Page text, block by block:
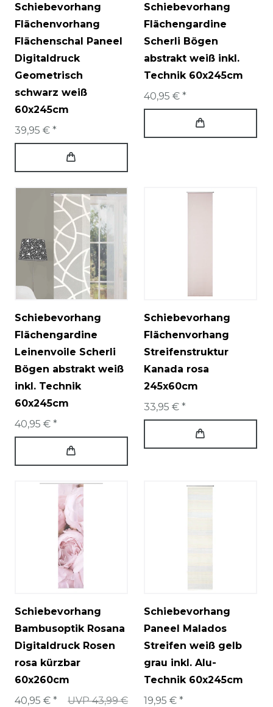
Schiebevorhang
Flächenvorhang
Flächenschal Paneel
Digitaldruck
Geometrisch
schwarz weiß
60x245cm
39,95 € *
Schiebevorhang
Flächengardine
Scherli Bögen
abstrakt weiß inkl.
Technik 60x245cm
40,95 € *
Schiebevorhang
Flächengardine
Leinenvoile Scherli
Bögen abstrakt weiß
inkl. Technik
60x245cm
40,95 € *
Schiebevorhang
Flächenvorhang
Streifenstruktur
Kanada rosa
245x60cm
33,95 € *
Schiebevorhang
Bambusoptik Rosana
Digitaldruck Rosen
rosa kürzbar
60x260cm
UVP 43,99 €
40,95 € *
Schiebevorhang
Paneel Malados
Streifen weiß gelb
grau inkl. Alu-
Technik 60x245cm
19,95 € *